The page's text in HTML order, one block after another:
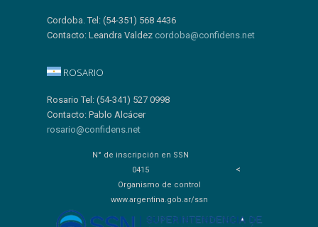
Cordoba. Tel: (54-351) 568 4436
Contacto: Leandra Valdez cordoba@confidens.net
ROSARIO
Rosario Tel: (54-341) 527 0998
Contacto: Pablo Alcácer
rosario@confidens.net
N° de inscripción en SSN
0415
<
Organismo de control
www.argentina.gob.ar/ssn